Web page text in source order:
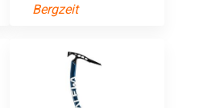
Bergzeit